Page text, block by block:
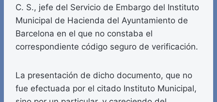
C. S., jefe del Servicio de Embargo del Instituto
Municipal de Hacienda del Ayuntamiento de
Barcelona en el que no constaba el
correspondiente código seguro de verificación.
La presentación de dicho documento, que no
fue efectuada por el citado Instituto Municipal,